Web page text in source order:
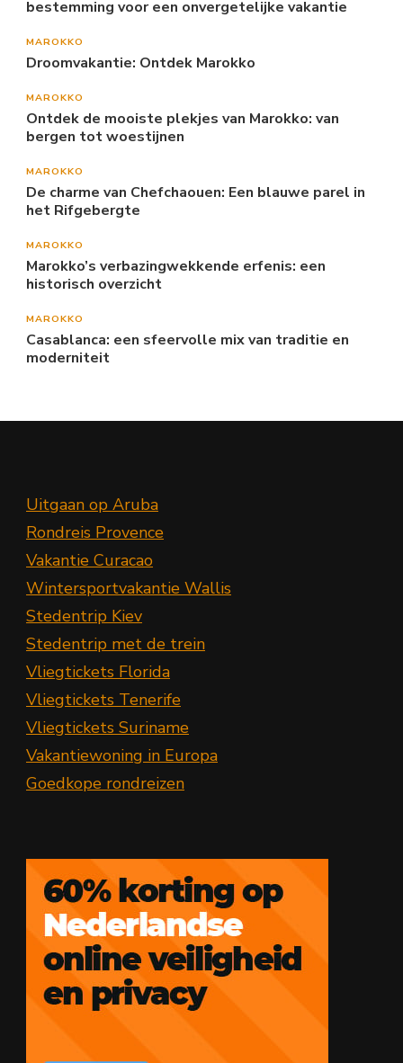
bestemming voor een onvergetelijke vakantie
MAROKKO
Droomvakantie: Ontdek Marokko
MAROKKO
Ontdek de mooiste plekjes van Marokko: van
bergen tot woestijnen
MAROKKO
De charme van Chefchaouen: Een blauwe parel in
het Rifgebergte
MAROKKO
Marokko’s verbazingwekkende erfenis: een
historisch overzicht
MAROKKO
Casablanca: een sfeervolle mix van traditie en
moderniteit
Uitgaan op Aruba
Rondreis Provence
Vakantie Curacao
Wintersportvakantie Wallis
Stedentrip Kiev
Stedentrip met de trein
Vliegtickets Florida
Vliegtickets Tenerife
Vliegtickets Suriname
Vakantiewoning in Europa
Goedkope rondreizen